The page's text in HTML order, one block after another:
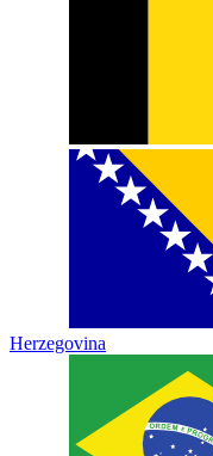
Herzegovina